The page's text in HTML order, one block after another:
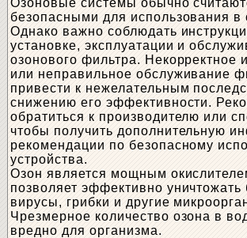
Озоновые системы обычно
безопасными для использования в
Однако важно соблюдать
установке, эксплуатации и
озонового фильтра. Некорректное
или неправильное обслуживание
привести к нежелательным
снижению его эффективности.
обратиться к производителю или
чтобы получить дополнительную
рекомендации по безопасному
устройства.
Озон является мощным
позволяет эффективно уничтожать
вирусы, грибки и другие
Чрезмерное количество озона в
вредно для организма.